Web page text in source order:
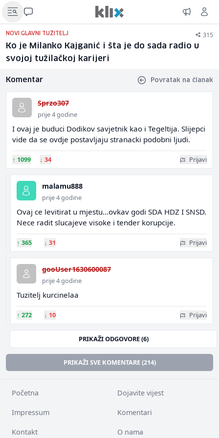
NOVI GLAVNI TUŽITELJ 315
Ko je Milanko Kajganić i šta je do sada radio u
svojoj tužilačkoj karijeri
Komentar Povratak na članak
Sprzo307
prije 4 godine
I ovaj je buduci Dodikov savjetnik kao i Tegeltija. Slijepci
vide da se ovdje postavljaju stranacki podobni ljudi.
↑ 1099 ↓ 34 Prijavi
malamu888
prije 4 godine
Ovaj ce levitirat u mjestu...ovkav godi SDA HDZ I SNSD.
Nece radit slucajeve visoke i tender korupcije.
↑ 365 ↓ 31 Prijavi
gooUser1630600087
prije 4 godine
Tuzitelj kurcinelaa
↑ 272 ↓ 10 Prijavi
PRIKAŽI ODGOVORE (6)
PRIKAŽI SVE KOMENTARE (214)
Početna Dojavite vijest
Impressum Komentari
Kontakt O nama